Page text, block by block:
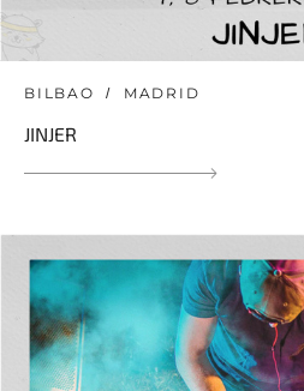
BILBAO MADRID
JINJER